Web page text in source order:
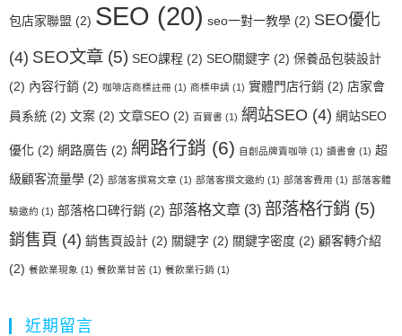
包店家聯盟 (2) SEO (20) seo一對一教學 (2) SEO優化
(4) SEO文章 (5) SEO課程 (2) SEO關鍵字 (2) 保養品包裝設計
(2) 內容行銷 (2) 咖啡店商標註冊 (1) 商標申請 (1) 實體門店行銷 (2) 店家會
員系統 (2) 文案 (2) 文章SEO (2) 百寶書 (1) 網站SEO (4) 網站SEO
優化 (2) 網路廣告 (2) 網路行銷 (6) 自創品牌賣咖啡 (1) 讀書會 (1) 超
級顧客流量學 (2) 部落客撰寫文章 (1) 部落客撰文邀約 (1) 部落客費用 (1) 部落客體
驗邀約 (1) 部落格口碑行銷 (2) 部落格文章 (3) 部落格行銷 (5)
銷售頁 (4) 銷售頁設計 (2) 關鍵字 (2) 關鍵字密度 (2) 顧客轉介紹
(2) 餐飲業現象 (1) 餐飲業甘苦 (1) 餐飲業行銷 (1)
近期留言